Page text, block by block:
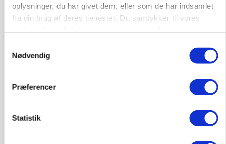
oplysninger, du har givet dem, eller som de har indsamlet
fra din brug af deres tjenester. Du samtykker til vores
Nødvendig
Præferencer
Statistik
Ny griseprognose kan give anledning til et nyt
budgettjek
Annonce
Loading...